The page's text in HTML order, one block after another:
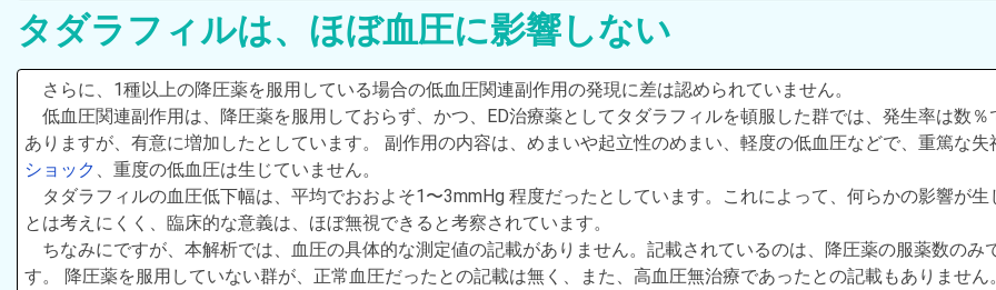
タダラフィルは、ほぼ血圧に影響しない
さらに、1種以上の降圧薬を服用している場合の低血圧関連副作用の発現に差は認められていません。
低血圧関連副作用は、降圧薬を服用しておらず、かつ、ED治療薬としてタダラフィルを頓服した群では、発生率は数％
ありますが、有意に増加したとしています。 副作用の内容は、めまいや起立性のめまい、軽度の低血圧などで、重篤な失
ショック 、重度の低血圧は生じていません。
タダラフィルの血圧低下幅は、平均でおおよそ1〜3mmHg 程度だったとしています。これによって、何らかの影響が生
とは考えにくく、臨床的な意義は、ほぼ無視できると考察されています。
ちなみにですが、本解析では、血圧の具体的な測定値の記載がありません。記載されているのは、降圧薬の服薬数のみ
す。 降圧薬を服用していない群が、正常血圧だったとの記載は無く、また、高血圧無治療であったとの記載もありません。